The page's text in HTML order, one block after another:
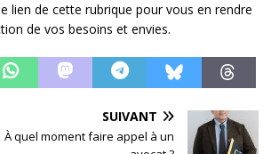
lien de cette rubrique pour vous en rendre
de vos besoins et envies.
SUIVANT
À quel moment faire appel à un